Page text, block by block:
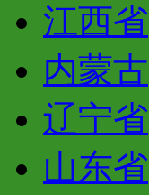
江西省
内蒙古
辽宁省
山东省